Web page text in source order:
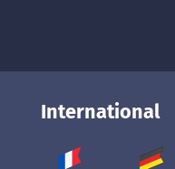
International